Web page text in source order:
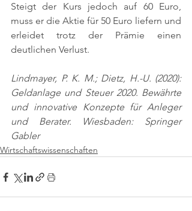
Steigt der Kurs jedoch auf 60 Euro,
muss er die Aktie für 50 Euro liefern und
erleidet trotz der Prämie einen
deutlichen Verlust.
Lindmayer, P. K. M.; Dietz, H.-U. (2020):
Geldanlage und Steuer 2020. Bewährte
und innovative Konzepte für Anleger
und Berater. Wiesbaden: Springer
Gabler
Wirtschaftswissenschaften